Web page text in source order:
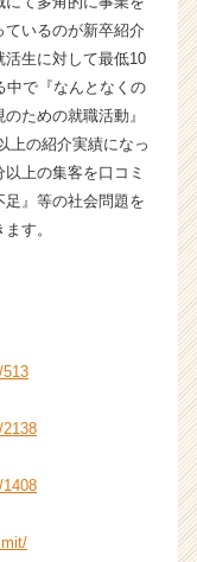
ているのが新卒紹介
生に対して最低10
中で『なんとなくの
ための就職活動』
上の紹介実績になっ
上の集客を口コミ
』等の社会問題を
す。